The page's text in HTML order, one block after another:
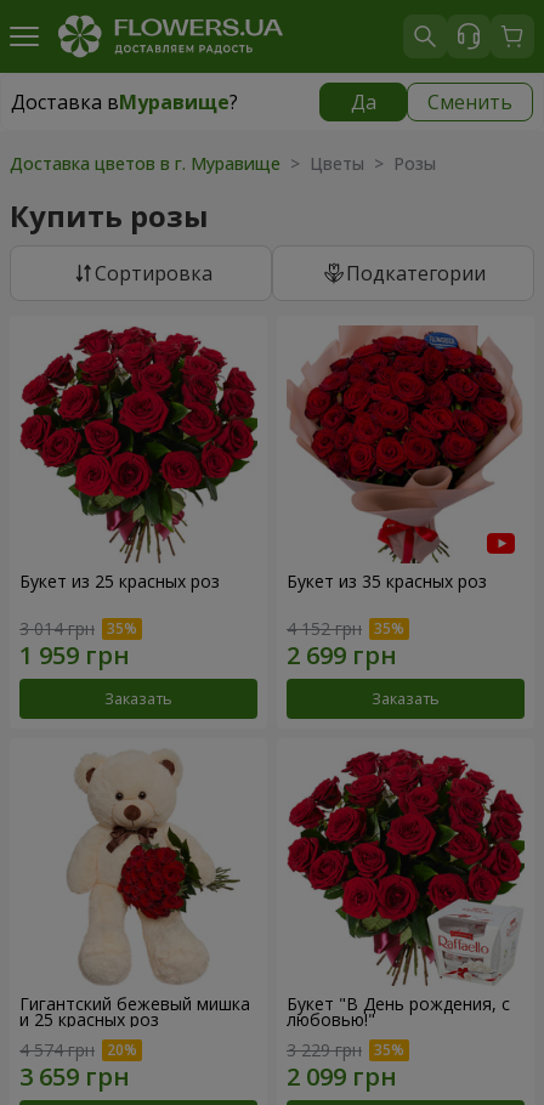
Доставка вМуравище? Да Сменить
Доставка вМуравище|
Доставка цветов в г. Муравище > Цветы > Розы
Купить розы
Cортировка Подкатегории
Букет из 25 красных роз
3 014 грн
Заказать
Букет из 35 красных роз
4 152 грн
Заказать
Гигантский бежевый мишка
и 25 красных роз
4 574 грн
Букет "В День рождения, с
любовью!"
3 229 грн